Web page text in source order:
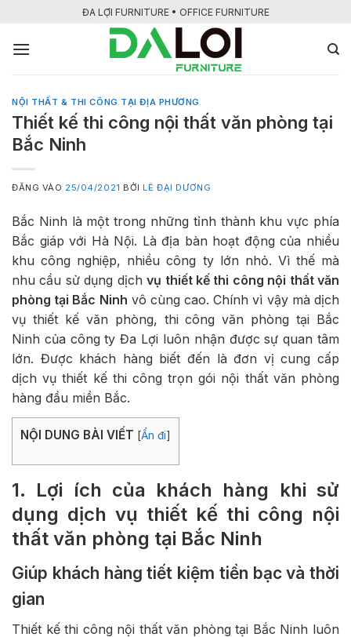
nội
ĐA LỢI FURNITURE • OFFICE FURNITURE
NỘI THẤT & THI CÔNG TẠI ĐỊA PHƯƠNG
Thiết kế thi công nội thất văn phòng tại
Bắc Ninh
ĐĂNG VÀO 25/04/2021 BỞI LÊ ĐẠI DƯƠNG
Bắc Ninh là một trong những tỉnh thành khu vực phía
Bắc giáp với Hà Nội. Là địa bàn hoạt động của nhiều
khu công nghiệp, nhiều công ty lớn nhỏ. Vì thế mà
nhu cầu sử dụng dịchvụ thiết kế thi công nội thất văn
phòng tại Bắc Ninh vô cùng cao. Chính vì vậy mà dịch
vụ thiết kế văn phòng, thi công văn phòng tại Bắc
Ninh của công ty Đa Lợi luôn nhận được sự quan tâm
lớn. Được khách hàng biết đến là đơn vị cung cấp
dịch vụ thiết kế thi công trọn gói nội thất văn phòng
hàng đầu miền Bắc.
NỘI DUNG BÀI VIẾT [Ẩn đi]
1. Lợi ích của khách hàng khi sử
dụng dịch vụ thiết kế thi công nội
thất văn phòng tại Bắc Ninh
Giúp khách hàng tiết kiệm tiền bạc và thời
gian
Thiết kế thi công nội thất văn phòng tại Bắc Ninh luôn